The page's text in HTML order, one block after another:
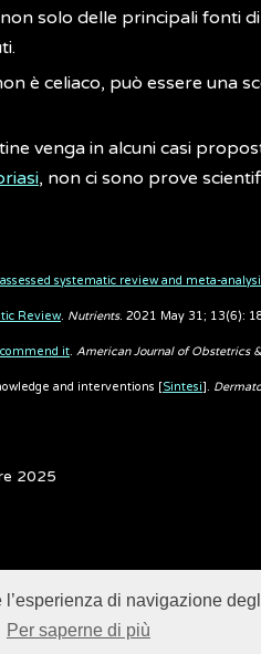
di navigazione
Per saperne di più
solo delle principali fonti di
è celiaco, può essere una
venga in alcuni casi
, non ci sono prove
systematic review and meta-
Review. Nutrients. 2021 May 31; 13(6):
it. American Journal of Obstetrics
and interventions [Sintesi].
2025
di Sanità (ISS) -